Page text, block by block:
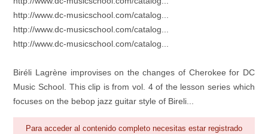
http://www.dc-musicschool.com/catalog...
http://www.dc-musicschool.com/catalog...
http://www.dc-musicschool.com/catalog...
Biréli Lagrène improvises on the changes of Cherokee for DC
Music School. This clip is from vol. 4 of the lesson series which
focuses on the bebop jazz guitar style of Bireli...
Para acceder al contenido completo necesitas estar registrado